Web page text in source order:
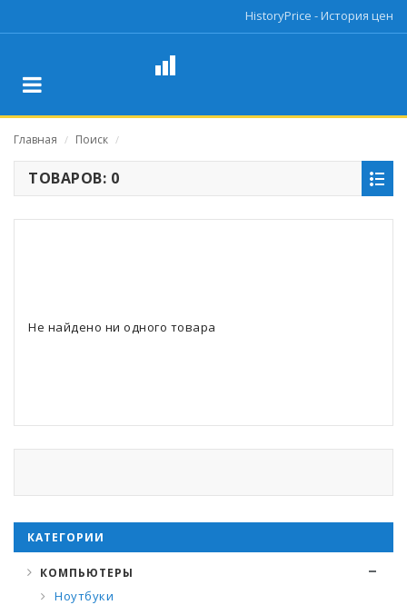
HistoryPrice - История цен
Главная / Поиск /
ТОВАРОВ: 0
Не найдено ни одного товара
КАТЕГОРИИ
КОМПЬЮТЕРЫ
Ноутбуки